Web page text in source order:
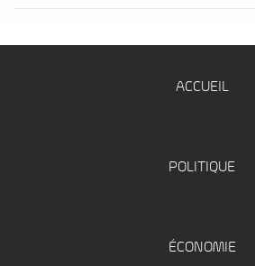
ACCUEIL
POLITIQUE
ÉCONOMIE